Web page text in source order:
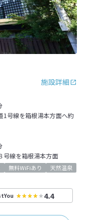
施設詳細
1号線を箱根湯本方面へ約
号線を箱根湯本方面
無料WiFiあり
天然温泉
4.4